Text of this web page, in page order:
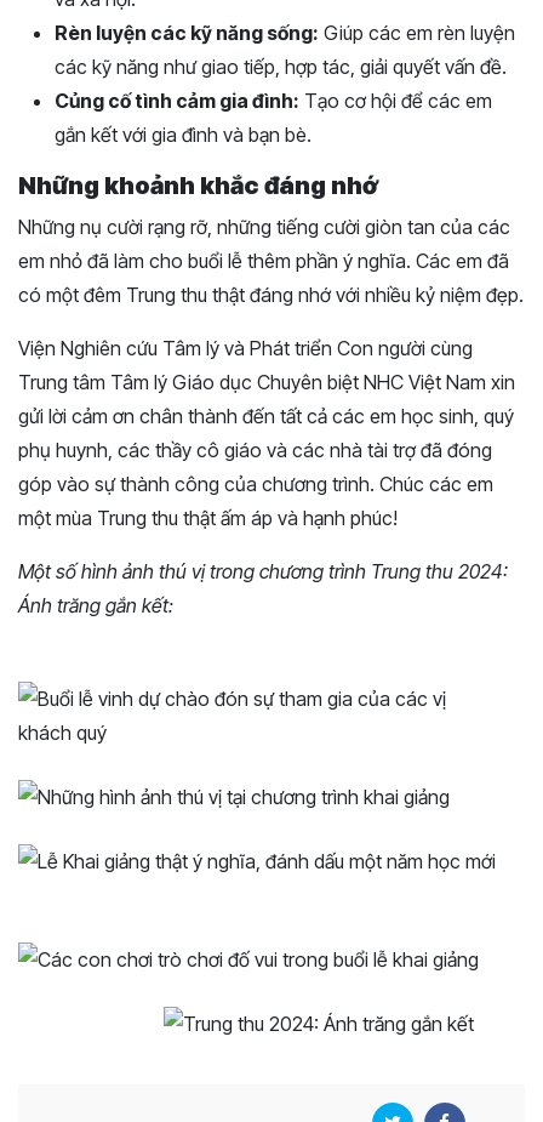
Rèn luyện các kỹ năng sống: Giúp các em rèn luyện
các kỹ năng như giao tiếp, hợp tác, giải quyết vấn đề.
Củng cố tình cảm gia đình: Tạo cơ hội để các em
gắn kết với gia đình và bạn bè.
Những khoảnh khắc đáng nhớ
Những nụ cười rạng rỡ, những tiếng cười giòn tan của các
em nhỏ đã làm cho buổi lễ thêm phần ý nghĩa. Các em đã
có một đêm Trung thu thật đáng nhớ với nhiều kỷ niệm đẹp.
Viện Nghiên cứu Tâm lý và Phát triển Con người cùng
Trung tâm Tâm lý Giáo dục Chuyên biệt NHC Việt Nam xin
gửi lời cảm ơn chân thành đến tất cả các em học sinh, quý
phụ huynh, các thầy cô giáo và các nhà tài trợ đã đóng
góp vào sự thành công của chương trình. Chúc các em
một mùa Trung thu thật ấm áp và hạnh phúc!
Một số hình ảnh thú vị trong chương trình Trung thu 2024:
Ánh trăng gắn kết: